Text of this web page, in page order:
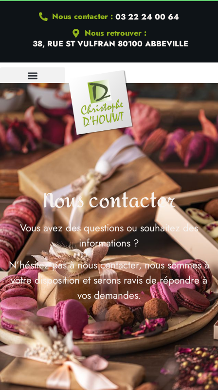
Nous contacter : 03 22 24 00 64
Nous retrouver :
38, RUE ST VULFRAN 80100 ABBEVILLE
Nous contacter
Vous avez des questions ou souhaitez des
informations ?
N’hésitez pas à nous contacter, nous sommes à
votre disposition et serons ravis de répondre à
vos demandes.